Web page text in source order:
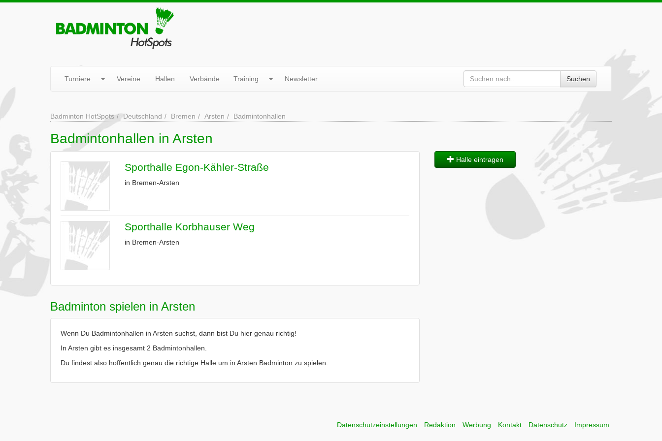
Turniere Vereine Hallen Verbände Training Newsletter Suchen
Badminton HotSpots Deutschland Bremen Arsten Badmintonhallen
Badmintonhallen in Arsten
Sporthalle Egon-Kähler-Straße
in Bremen-Arsten
Sporthalle Korbhauser Weg
in Bremen-Arsten
Badminton spielen in Arsten
Wenn Du Badmintonhallen in Arsten suchst, dann bist Du hier genau richtig!
In Arsten gibt es insgesamt 2 Badmintonhallen.
Du findest also hoffentlich genau die richtige Halle um in Arsten Badminton zu spielen.
Halle eintragen
Datenschutzeinstellungen Redaktion Werbung Kontakt Datenschutz Impressum